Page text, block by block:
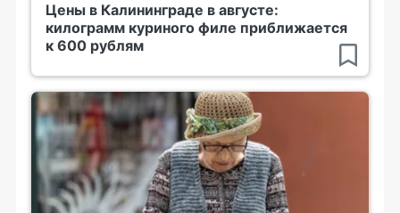
Цены в Калининграде в августе:
килограмм куриного филе приближается
к 600 рублям